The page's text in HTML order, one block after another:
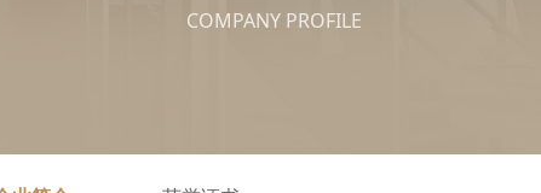
COMPANY PROFILE